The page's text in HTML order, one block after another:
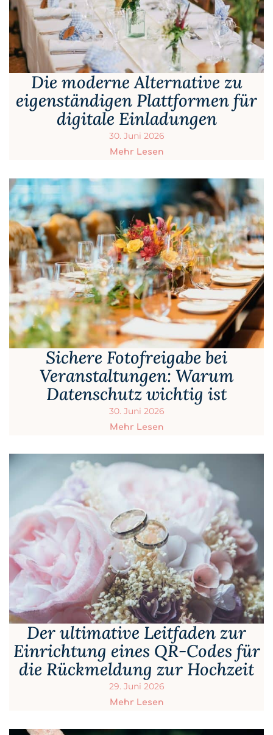
Die moderne Alternative zu
eigenständigen Plattformen für
digitale Einladungen
30. Juni 2026
Mehr Lesen
Sichere Fotofreigabe bei
Veranstaltungen: Warum
Datenschutz wichtig ist
30. Juni 2026
Mehr Lesen
Der ultimative Leitfaden zur
Einrichtung eines QR-Codes für
die Rückmeldung zur Hochzeit
29. Juni 2026
Mehr Lesen